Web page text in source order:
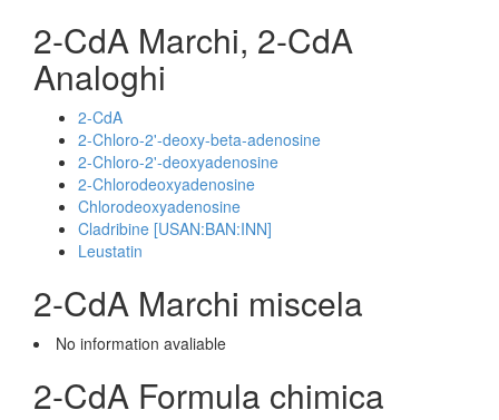
2-CdA Marchi, 2-CdA
Analoghi
2-CdA
2-Chloro-2'-deoxy-beta-adenosine
2-Chloro-2'-deoxyadenosine
2-Chlorodeoxyadenosine
Chlorodeoxyadenosine
Cladribine [USAN:BAN:INN]
Leustatin
2-CdA Marchi miscela
No information avaliable
2-CdA Formula chimica